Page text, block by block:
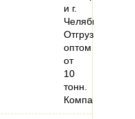
и г.
Челябинска.
Отгрузка
оптом
от
10
тонн.
Компания…